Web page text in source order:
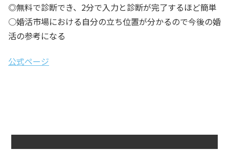
◎無料で診断でき、2分で入力と診断が完了するほど簡単
○婚活市場における自分の立ち位置が分かるので今後の婚
活の参考になる
公式ページ